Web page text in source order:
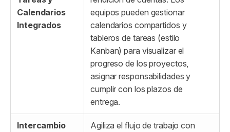
Calendarios
Integrados
equipos pueden gestionar
calendarios compartidos y
tableros de tareas (estilo
Kanban) para visualizar el
progreso de los proyectos,
asignar responsabilidades y
cumplir con los plazos de
entrega.
Intercambio
Agiliza el flujo de trabajo con